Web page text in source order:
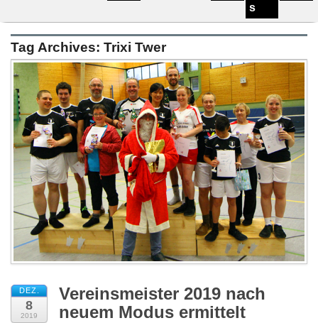
Training
Spieler
Kontakt
Links
Impressum
s
Tag Archives: Trixi Twer
DEZ.
8
2019
Vereinsmeister 2019 nach
neuem Modus ermittelt